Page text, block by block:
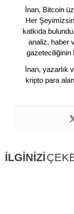
İnan, Bitcoin
Her
katkıda
analiz, haber
gazeteciliğinin
İnan, yazarlık
kripto para
İLGİNİZİ